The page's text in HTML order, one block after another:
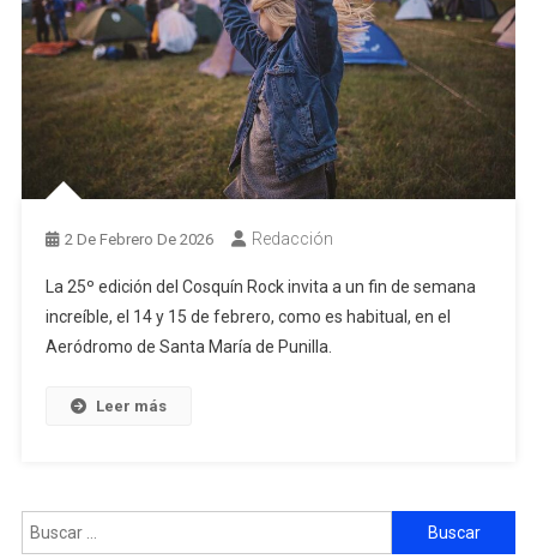
2 De Febrero De 2026 Redacción
La 25º edición del Cosquín Rock invita a un fin de semana
increíble, el 14 y 15 de febrero, como es habitual, en el
Aeródromo de Santa María de Punilla.
Leer más